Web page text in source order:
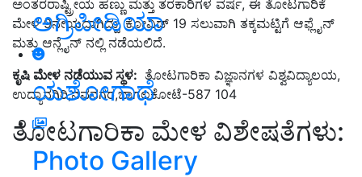
ಅಗ್ರಿಪೀಡಿಯಾ
ಯಶೋಗಾಥೆ
Photo Gallery
ಅಂತರರಾಷ್ಟ್ರೀಯ ಹಣ್ಣು ಮತ್ತು ತರಕಾರಿಗಳ ವರ್ಷ, ಈ ತೋಟಗಾರಿಕೆ
ಮೇಳ 9ನೇಯದಾಗಿದ್ದು, ಕೋವಿಡ್ 19 ಸಲುವಾಗಿ ತಕ್ಕಮಟ್ಟಿಗೆ ಆಫ್ಲೈನ್
ಮತ್ತು ಆನ್ಲೈನ್ ನಲ್ಲಿ ನಡೆಯಲಿದೆ.
ಕೃಷಿ ಮೇಳ ನಡೆಯುವ ಸ್ಥಳ: ತೋಟಗಾರಿಕಾ ವಿಜ್ಞಾನಗಳ ವಿಶ್ವವಿದ್ಯಾಲಯ,
ಉದ್ಯಾನಗಿರಿ,ನವನಗರ,ಬಾಗಲಕೋಟೆ-587 104
ತೋಟಗಾರಿಕಾ ಮೇಳ ವಿಶೇಷತೆಗಳು: